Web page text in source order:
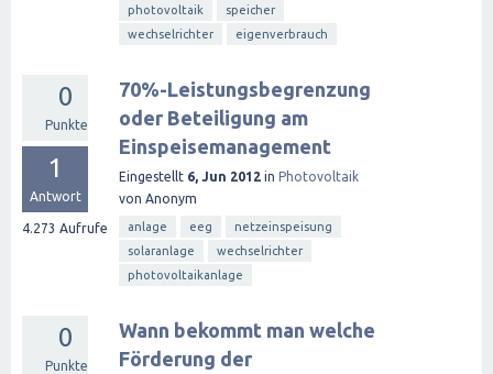
photovoltaik
speicher
wechselrichter
eigenverbrauch
0
Punkte
1
Antwort
4.273 Aufrufe
70%-Leistungsbegrenzung
oder Beteiligung am
Einspeisemanagement
Eingestellt 6, Jun 2012 in Photovoltaik
von Anonym
anlage eeg
netzeinspeisung
solaranlage
wechselrichter
photovoltaikanlage
0
Punkte
Wann bekommt man welche
Förderung der